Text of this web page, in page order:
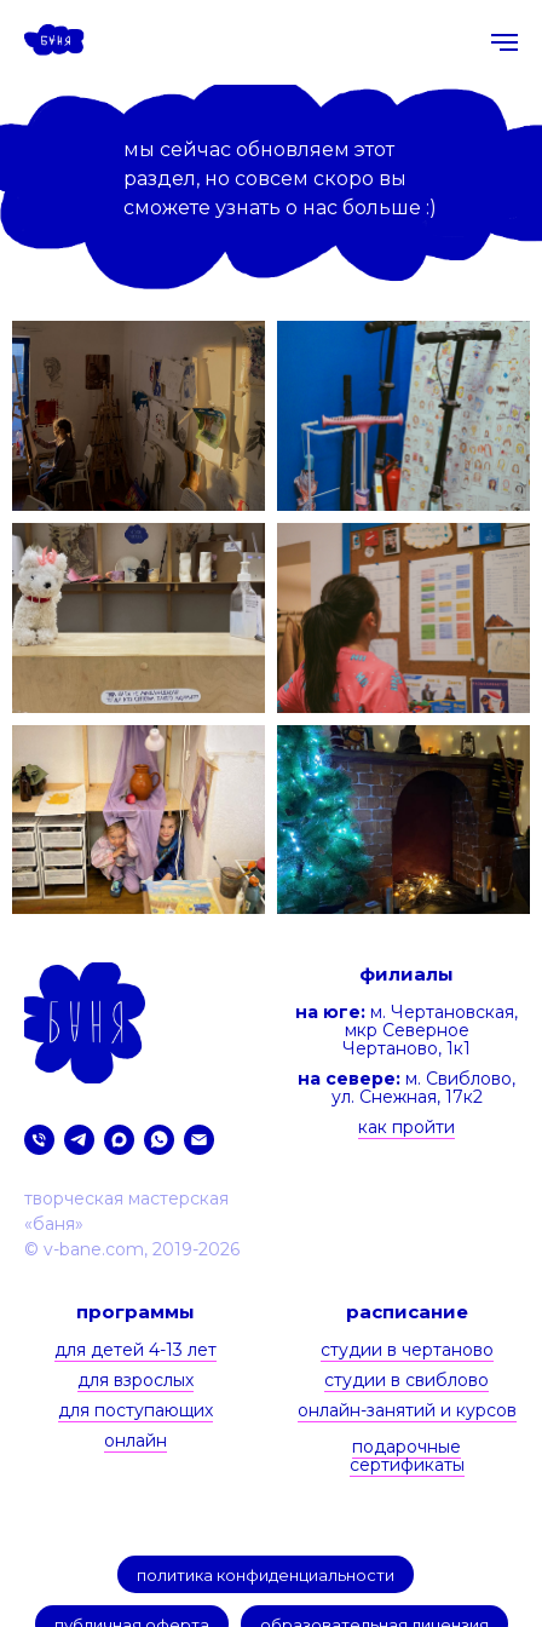
мы сейчас обновляем этот
раздел, но совсем скоро вы
сможете узнать о нас больше :)
творческая мастерская
«‎баня»
© v-bane.com, 2019-2026
филиалы
на юге: м. Чертановская,
мкр Северное
Чертаново, 1к1
на севере: м. Свиблово,
ул. Снежная, 17к2
как пройти
программы
для детей 4-13 лет
для взрослых
для поступающих
онлайн
расписание
студии в чертаново
студии в свиблово
онлайн-занятий и курсов
подарочные
сертификаты
политика конфиденциальности